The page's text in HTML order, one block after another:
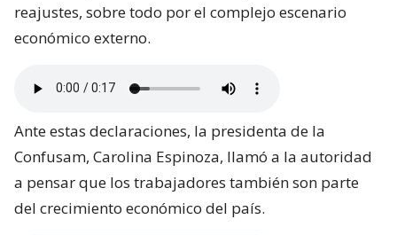
reajustes, sobre todo por el complejo escenario
económico externo.
Ante estas declaraciones, la presidenta de la
Confusam, Carolina Espinoza, llamó a la autoridad
a pensar que los trabajadores también son parte
del crecimiento económico del país.